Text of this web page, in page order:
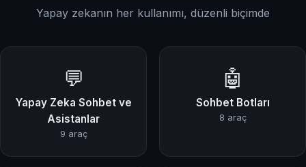
Yapay zekanın her kullanımı, düzenli biçimde
💬
Yapay Zeka Sohbet ve
Asistanlar
9 araç
🤖
Sohbet Botları
8 araç